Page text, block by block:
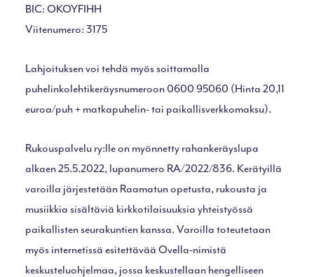
BIC: OKOYFIHH
Viitenumero: 3175
Lahjoituksen voi tehdä myös soittamalla
puhelinkolehtikeräysnumeroon 0600 95060 (Hinta 20,11
euroa/puh + matkapuhelin- tai paikallisverkkomaksu).
Rukouspalvelu ry:lle on myönnetty rahankeräyslupa
alkaen 25.5.2022, lupanumero RA/2022/836. Kerätyillä
varoilla järjestetään Raamatun opetusta, rukousta ja
musiikkia sisältäviä kirkkotilaisuuksia yhteistyössä
paikallisten seurakuntien kanssa. Varoilla toteutetaan
myös internetissä esitettävää Ovella-nimistä
keskusteluohjelmaa, jossa keskustellaan hengelliseen